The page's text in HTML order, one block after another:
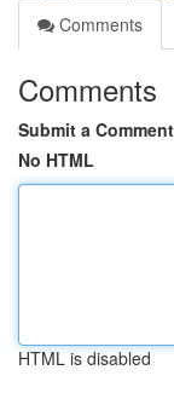
Comments
Comments
Submit a Comment
No HTML
HTML is disabled